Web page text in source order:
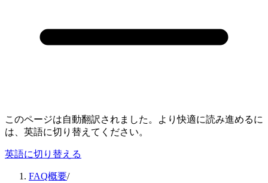
このページは自動翻訳されました。より快適に読み進めるに
は、英語に切り替えてください。
英語に切り替える
FAQ概要/